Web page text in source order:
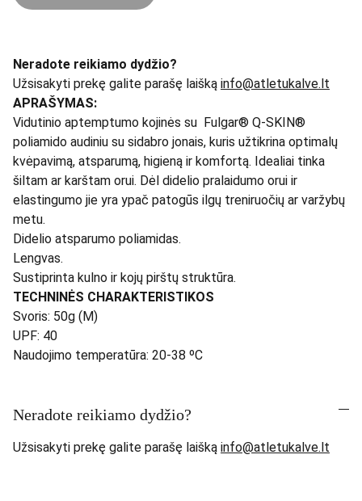
Neradote reikiamo dydžio?
Užsisakyti prekę galite parašę laišką info@atletukalve.lt
APRAŠYMAS:
Vidutinio aptemptumo kojinės su Fulgar® Q-SKIN®
poliamido audiniu su sidabro jonais, kuris užtikrina optimalų
kvėpavimą, atsparumą, higieną ir komfortą. Idealiai tinka
šiltam ar karštam orui. Dėl didelio pralaidumo orui ir
elastingumo jie yra ypač patogūs ilgų treniruočių ar varžybų
metu.
Didelio atsparumo poliamidas.
Lengvas.
Sustiprinta kulno ir kojų pirštų struktūra.
TECHNINĖS CHARAKTERISTIKOS
Svoris: 50g (M)
UPF: 40
Naudojimo temperatūra: 20-38 ºC
Neradote reikiamo dydžio?
Užsisakyti prekę galite parašę laišką info@atletukalve.lt